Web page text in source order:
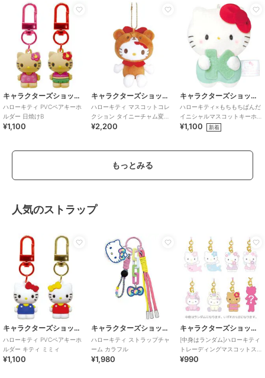
キャラクターズショップ ラフラフ
ハローキティ PVCペアキーホ
ルダー 日焼けB
¥1,100
キャラクターズショップ ラフラフ
ハローキティ マスコットコレ
クション タイニーチャム変身
BR 50thアニバーサリー
¥2,200
キャラクターズショップ ラフラフ
ハローキティ×もちもちぱんだ
イニシャルマスコットキーホ
ルダー Ｋ
¥1,100 新着
もっとみる
人気のストラップ
キャラクターズショップ ラフラフ
ハローキティ PVCペアキーホ
ルダー キティ ミミィ
¥1,100
キャラクターズショップ ラフラフ
ハローキティ ストラップチャ
ーム カラフル
¥1,980
キャラクターズショップ ラフラフ
[中身はランダム]ハローキティ
トレーディングマスコットス
トラップ
¥990